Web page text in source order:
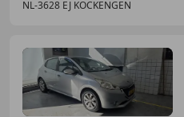
NL-3628 EJ KOCKENGEN